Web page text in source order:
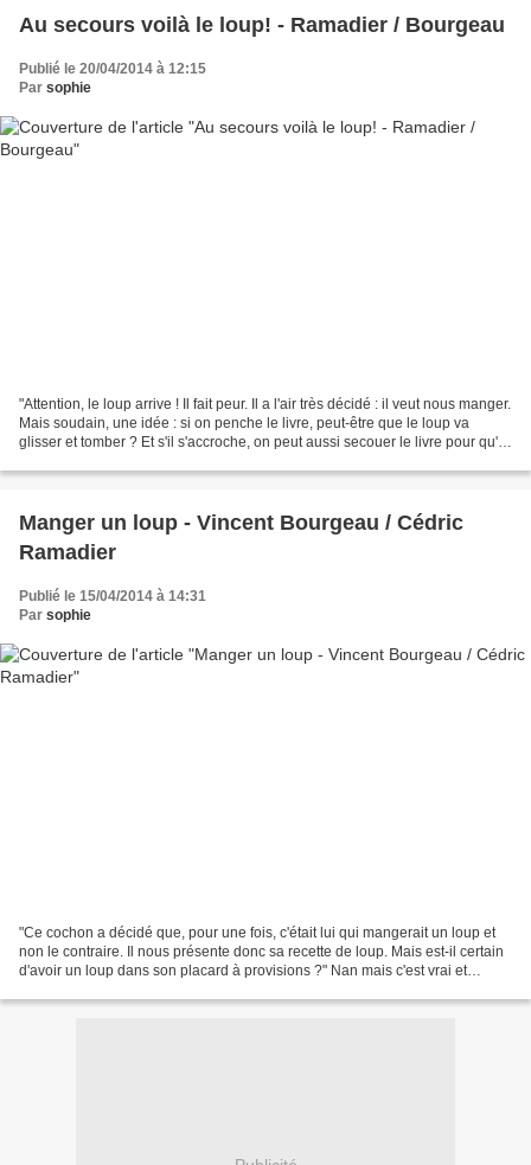
Au secours voilà le loup! - Ramadier / Bourgeau
Publié le 20/04/2014 à 12:15
Par sophie
"Attention, le loup arrive ! Il fait peur. Il a l'air très décidé : il veut nous manger.
Mais soudain, une idée : si on penche le livre, peut-être que le loup va
glisser et tomber ? Et s'il s'accroche, on peut aussi secouer le livre pour qu'il
Manger un loup - Vincent Bourgeau / Cédric
Ramadier
Publié le 15/04/2014 à 14:31
Par sophie
"Ce cochon a décidé que, pour une fois, c'était lui qui mangerait un loup et
non le contraire. Il nous présente donc sa recette de loup. Mais est-il certain
d'avoir un loup dans son placard à provisions ?" Nan mais c'est vrai et